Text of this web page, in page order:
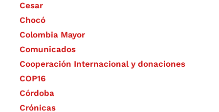
Cesar
Chocó
Colombia Mayor
Comunicados
Cooperación Internacional y donaciones
COP16
Córdoba
Crónicas